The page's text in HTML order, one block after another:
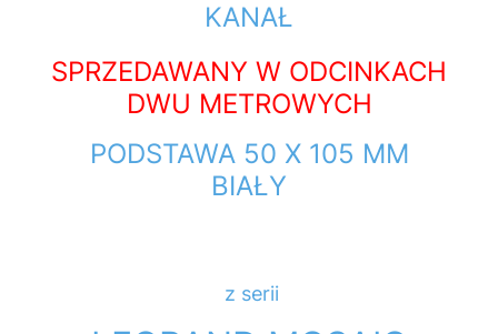
KANAŁ
SPRZEDAWANY W ODCINKACH
DWU METROWYCH
PODSTAWA 50 X 105 MM
BIAŁY
z serii